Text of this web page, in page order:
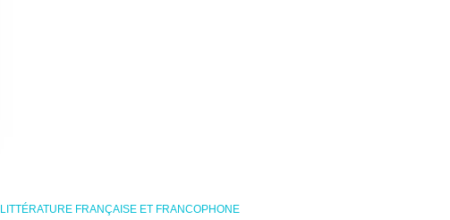
LITTÉRATURE FRANÇAISE ET FRANCOPHONE